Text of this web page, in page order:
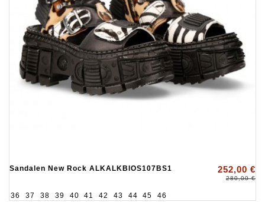
Sandalen New Rock ALKALKBIOS107BS1 252,00 €
280,00 €
36 37 38 39 40 41 42 43 44 45 46